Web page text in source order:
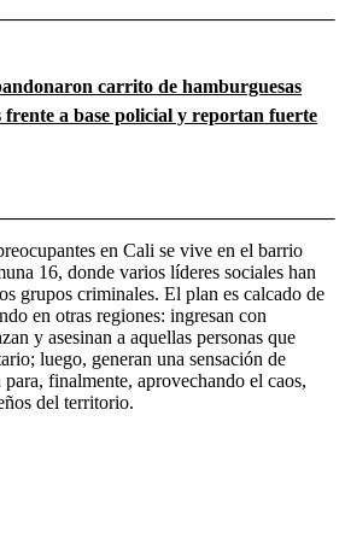
carrito de hamburguesas
frente a base policial y reportan fuerte
en Cali se vive en el barrio
16, donde varios líderes sociales han
grupos criminales. El plan es calcado de
en otras regiones: ingresan con
y asesinan a aquellas personas que
luego, generan una sensación de
finalmente, aprovechando el caos,
del territorio.